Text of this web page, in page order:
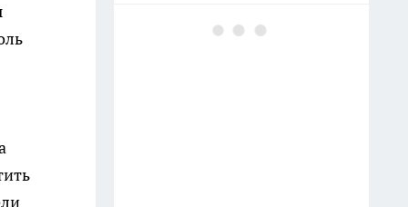
В Волгограде пенсионер напал